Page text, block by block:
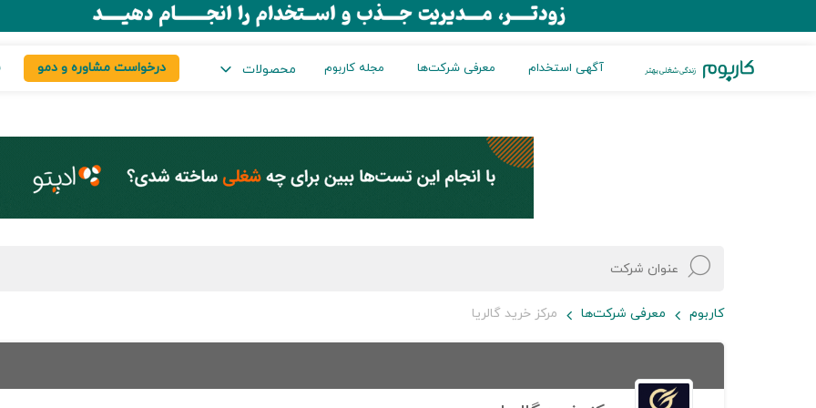
آگهی استخدام معرفی شرکت‌ها مجله کاربوم محصولات درخواست مشاوره و دمو
کاربوم معرفی شرکت‌ها مرکز خرید گالریا